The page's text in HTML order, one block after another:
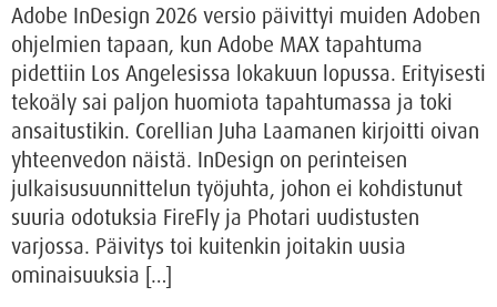
Adobe InDesign 2026 versio päivittyi muiden Adoben
ohjelmien tapaan, kun Adobe MAX tapahtuma
pidettiin Los Angelesissa lokakuun lopussa. Erityisesti
tekoäly sai paljon huomiota tapahtumassa ja toki
ansaitustikin. Corellian Juha Laamanen kirjoitti oivan
yhteenvedon näistä. InDesign on perinteisen
julkaisusuunnittelun työjuhta, johon ei kohdistunut
suuria odotuksia FireFly ja Photari uudistusten
varjossa. Päivitys toi kuitenkin joitakin uusia
ominaisuuksia […]